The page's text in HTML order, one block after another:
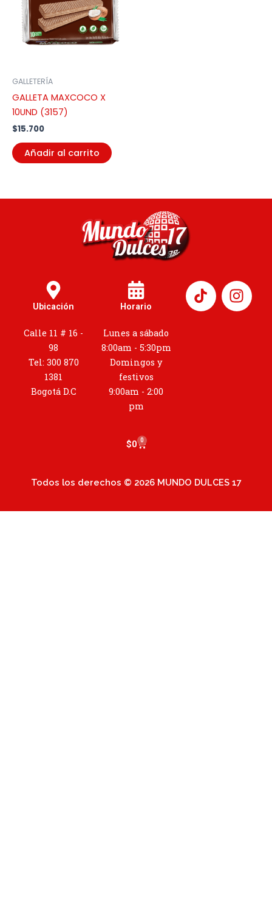
GALLETERÍA
GALLETA MAXCOCO X
10UND (3157)
$15.700
Añadir al carrito
Ubicación
Calle 11 # 16 -
98
Tel: 300 870
1381
Bogotá D.C
Horario
Lunes a sábado
8:00am - 5:30pm
Domingos y
festivos
9:00am - 2:00
pm
I
n
s
$0 0
Cart
Todos los derechos © 2026 MUNDO DULCES 17